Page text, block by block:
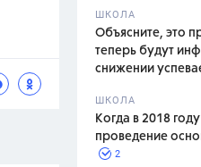
ШКОЛА
Объясните, это
теперь будут
снижении
ШКОЛА
Когда в 2018
проведение
2